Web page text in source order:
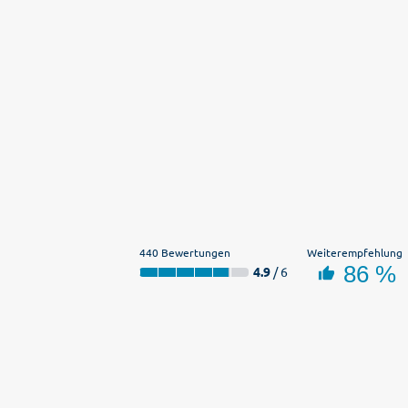
440 Bewertungen
4.9 / 6
Weiterempfehlung
86 %